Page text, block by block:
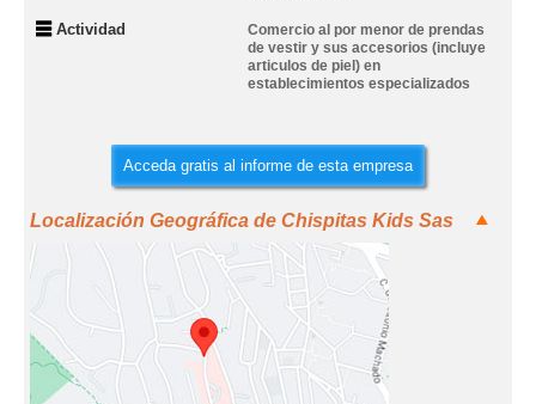
Actividad
Comercio al por menor de prendas
de vestir y sus accesorios (incluye
articulos de piel) en
establecimientos especializados
Acceda gratis al informe de esta empresa
Localización Geográfica de Chispitas Kids Sas